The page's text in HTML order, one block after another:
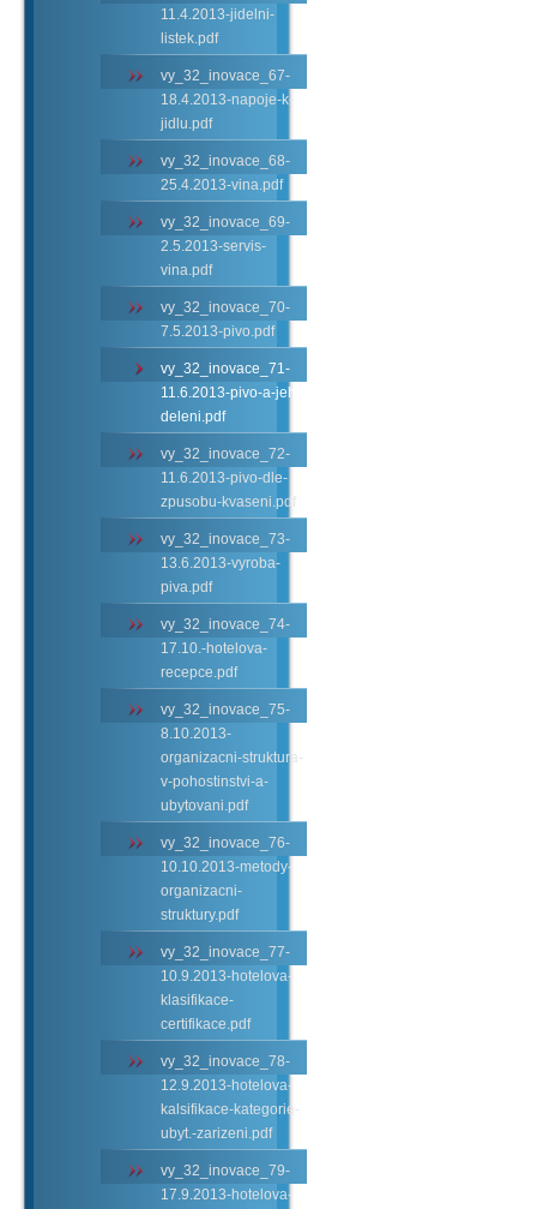
11.4.2013-jidelni-
listek.pdf
vy_32_inovace_67-
18.4.2013-napoje-k-
jidlu.pdf
vy_32_inovace_68-
25.4.2013-vina.pdf
vy_32_inovace_69-
2.5.2013-servis-
vina.pdf
vy_32_inovace_70-
7.5.2013-pivo.pdf
vy_32_inovace_71-
11.6.2013-pivo-a-jeho-
deleni.pdf
vy_32_inovace_72-
11.6.2013-pivo-dle-
zpusobu-kvaseni.pdf
vy_32_inovace_73-
13.6.2013-vyroba-
piva.pdf
vy_32_inovace_74-
17.10.-hotelova-
recepce.pdf
vy_32_inovace_75-
8.10.2013-
organizacni-struktura-
v-pohostinstvi-a-
ubytovani.pdf
vy_32_inovace_76-
10.10.2013-metody-
organizacni-
struktury.pdf
vy_32_inovace_77-
10.9.2013-hotelova-
klasifikace-
certifikace.pdf
vy_32_inovace_78-
12.9.2013-hotelova-
kalsifikace-kategorie-
ubyt.-zarizeni.pdf
vy_32_inovace_79-
17.9.2013-hotelova-